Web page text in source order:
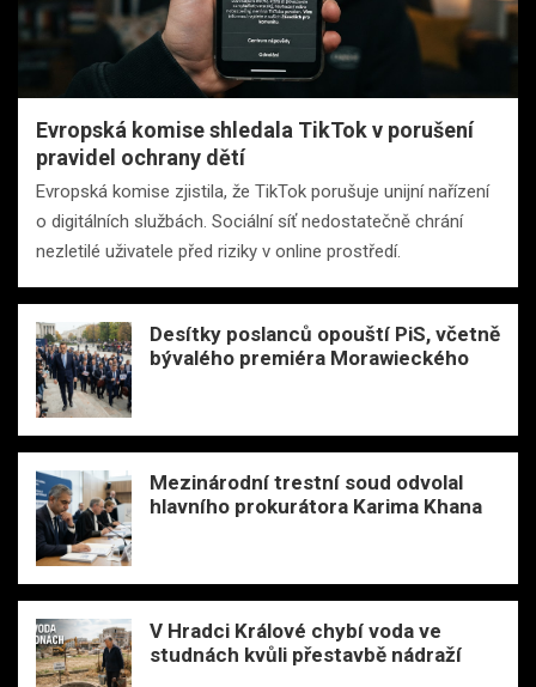
Evropská komise shledala TikTok v porušení
pravidel ochrany dětí
Evropská komise zjistila, že TikTok porušuje unijní nařízení
o digitálních službách. Sociální síť nedostatečně chrání
nezletilé uživatele před riziky v online prostředí.
Desítky poslanců opouští PiS, včetně
bývalého premiéra Morawieckého
Mezinárodní trestní soud odvolal
hlavního prokurátora Karima Khana
V Hradci Králové chybí voda ve
studnách kvůli přestavbě nádraží